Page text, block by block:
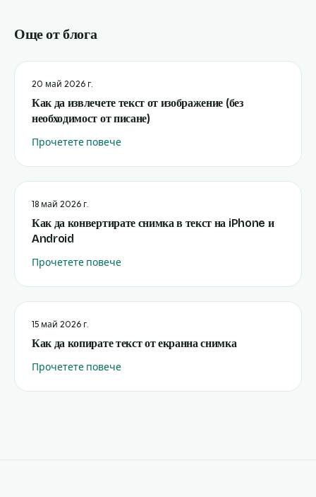
Още от блога
20 май 2026 г.
Как да извлечете текст от изображение (без
необходимост от писане)
Прочетете повече
18 май 2026 г.
Как да конвертирате снимка в текст на iPhone и
Android
Прочетете повече
15 май 2026 г.
Как да копирате текст от екранна снимка
Прочетете повече